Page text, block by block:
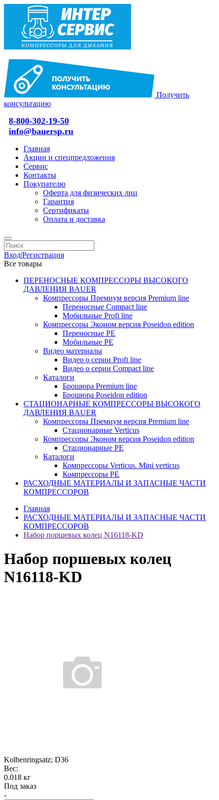
Получить
консультацию
8-800-302-19-50
info@bauersp.ru
Главная
Акции и спецпредложения
Сервис
Контакты
Покупателю
Оферта для физических лиц
Гарантия
Сертификаты
Оплата и доставка
Вход|Регистрация
Все товары
ПЕРЕНОСНЫЕ КОМПРЕССОРЫ ВЫСОКОГО
ДАВЛЕНИЯ BAUER
Компрессоры Премиум версия Premium line
Переносные Compact line
Мобильные Profi line
Компрессоры Эконом версия Poseidon edition
Переносные PE
Мобильные PE
Видео материалы
Видео о серии Profi line
Видео о серии Compact line
Каталоги
Брошюра Premium line
Брошюра Poseidon edition
СТАЦИОНАРНЫЕ КОМПРЕССОРЫ ВЫСОКОГО
ДАВЛЕНИЯ BAUER
Компрессоры Премиум версия Premium line
Стационарные Verticus
Компрессоры Эконом версия Poseidon edition
Стационарные PE
Каталоги
Компрессоры Verticus. Mini verticus
Компрессоры PE
РАСХОДНЫЕ МАТЕРИАЛЫ И ЗАПАСНЫЕ ЧАСТИ
КОМПРЕССОРОВ
Главная
РАСХОДНЫЕ МАТЕРИАЛЫ И ЗАПАСНЫЕ ЧАСТИ
КОМПРЕССОРОВ
Набор поршевых колец N16118-KD
Набор поршевых колец
N16118-KD
Kolbenringsatz; D36
Вес:
0.018 кг
Под заказ
-